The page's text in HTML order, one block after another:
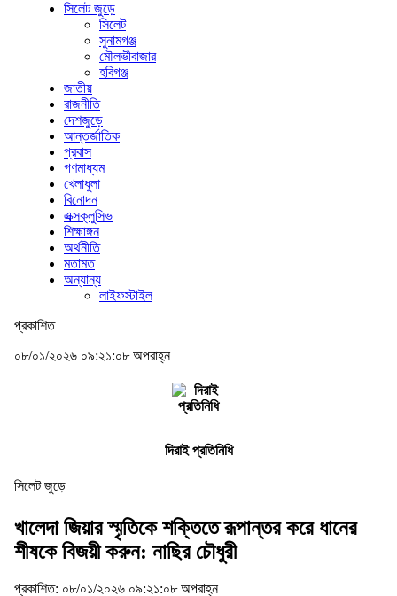
সিলেট জুড়ে
সিলেট
সুনামগঞ্জ
মৌলভীবাজার
হবিগঞ্জ
জাতীয়
রাজনীতি
দেশজুড়ে
আন্তর্জাতিক
প্রবাস
গণমাধ্যম
খেলাধুলা
বিনোদন
এক্সক্লুসিভ
শিক্ষাঙ্গন
অর্থনীতি
মতামত
অন্যান্য
লাইফস্টাইল
প্রকাশিত
০৮/০১/২০২৬ ০৯:২১:০৮ অপরাহ্ন
দিরাই প্রতিনিধি
সিলেট জুড়ে
খালেদা জিয়ার স্মৃতিকে শক্তিতে রূপান্তর করে ধানের
শীষকে বিজয়ী করুন: নাছির চৌধুরী
প্রকাশিত: ০৮/০১/২০২৬ ০৯:২১:০৮ অপরাহ্ন